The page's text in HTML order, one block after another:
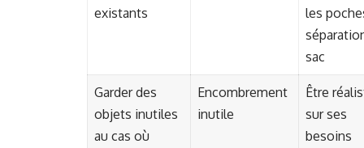
existants
les
sac
Garder des
objets inutiles
au cas où
Encombrement
inutile
Être
sur ses
besoins